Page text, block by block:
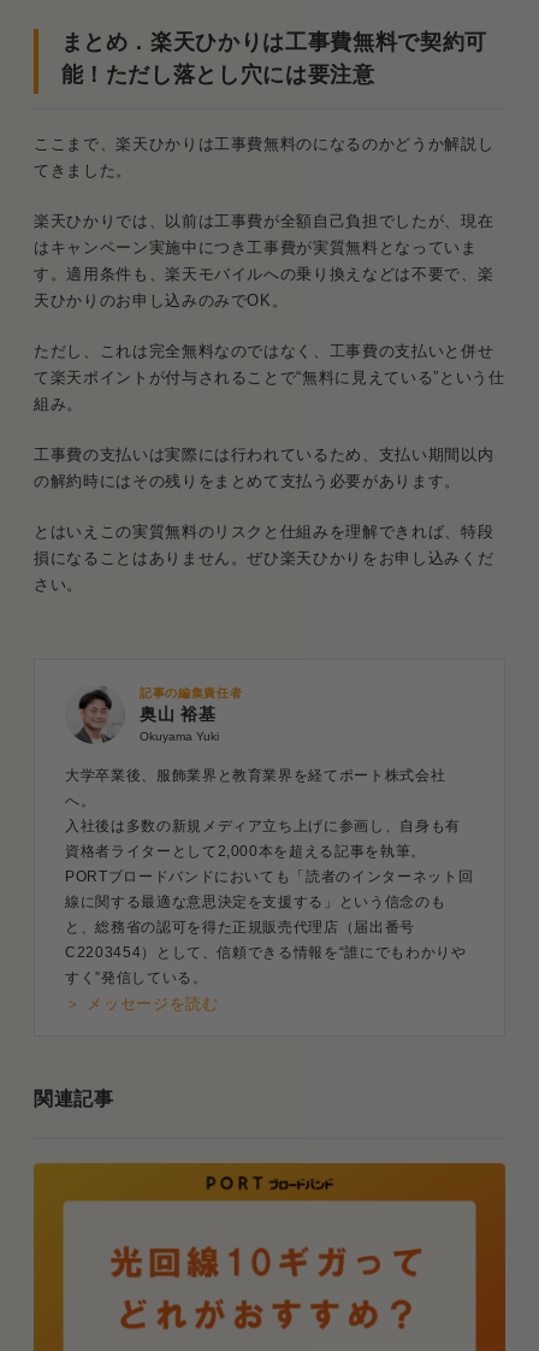
まとめ．楽天ひかりは工事費無料で契約可
能！ただし落とし穴には要注意
ここまで、楽天ひかりは工事費無料のになるのかどうか解説し
てきました。
楽天ひかりでは、以前は工事費が全額自己負担でしたが、現在
はキャンペーン実施中につき工事費が実質無料となっていま
す。適用条件も、楽天モバイルへの乗り換えなどは不要で、楽
天ひかりのお申し込みのみでOK。
ただし、これは完全無料なのではなく、工事費の支払いと併せ
て楽天ポイントが付与されることで“無料に見えている”という仕
組み。
工事費の支払いは実際には行われているため、支払い期間以内
の解約時にはその残りをまとめて支払う必要があります。
とはいえこの実質無料のリスクと仕組みを理解できれば、特段
損になることはありません。ぜひ楽天ひかりをお申し込みくだ
さい。
記事の編集責任者
奥山 裕基
Okuyama Yuki
大学卒業後、服飾業界と教育業界を経てポート株式会社
へ。
入社後は多数の新規メディア立ち上げに参画し、自身も有
資格者ライターとして2,000本を超える記事を執筆。
PORTブロードバンドにおいても「読者のインターネット回
線に関する最適な意思決定を支援する」という信念のも
と、総務省の認可を得た正規販売代理店（届出番号
C2203454）として、信頼できる情報を“誰にでもわかりや
すく”発信している。
＞ メッセージを読む
関連記事